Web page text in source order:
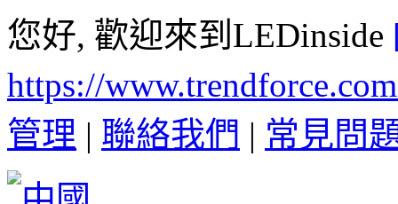
您好, 歡迎來到LEDinside
https://
管理 | 聯絡我們 | 常見問